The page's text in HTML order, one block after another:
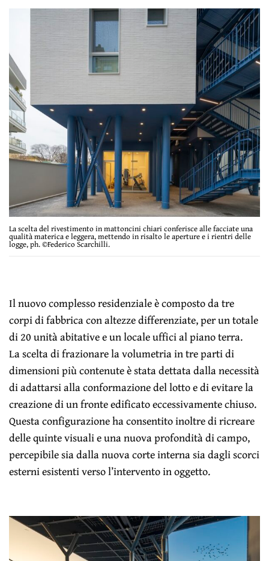
La scelta del rivestimento in mattoncini chiari conferisce alle facciate una
qualità materica e leggera, mettendo in risalto le aperture e i rientri delle
logge, ph. ©Federico Scarchilli.
Il nuovo complesso residenziale è composto da tre
corpi di fabbrica con altezze differenziate, per un totale
di 20 unità abitative e un locale uffici al piano terra.
La scelta di frazionare la volumetria in tre parti di
dimensioni più contenute è stata dettata dalla necessità
di adattarsi alla conformazione del lotto e di evitare la
creazione di un fronte edificato eccessivamente chiuso.
Questa configurazione ha consentito inoltre di ricreare
delle quinte visuali e una nuova profondità di campo,
percepibile sia dalla nuova corte interna sia dagli scorci
esterni esistenti verso l’intervento in oggetto.